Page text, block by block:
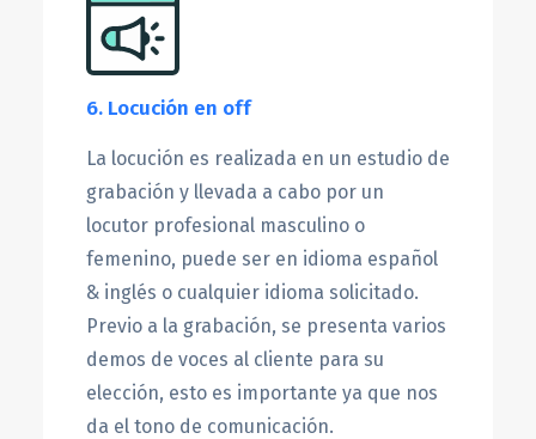
6. Locución en off
La locución es realizada en un estudio de
grabación y llevada a cabo por un
locutor profesional masculino o
femenino, puede ser en idioma español
& inglés o cualquier idioma solicitado.
Previo a la grabación, se presenta varios
demos de voces al cliente para su
elección, esto es importante ya que nos
da el tono de comunicación.